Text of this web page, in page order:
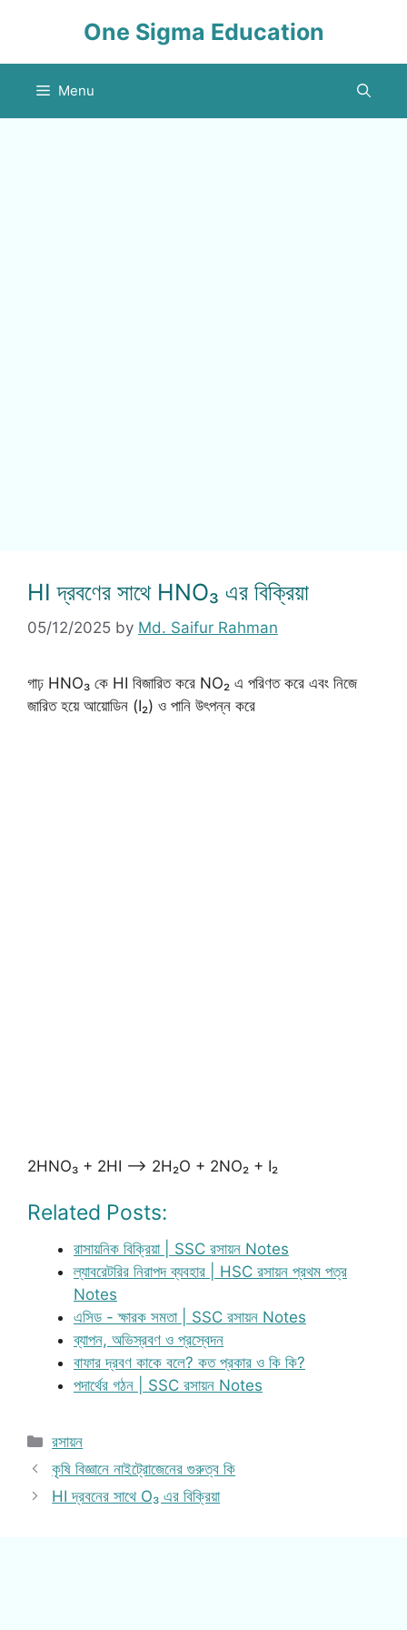
One Sigma Education
Menu
HI দ্রবণের সাথে HNO₃ এর বিক্রিয়া
05/12/2025 by Md. Saifur Rahman
গাঢ় HNO₃ কে HI বিজারিত করে NO₂ এ পরিণত করে এবং নিজে
জারিত হয়ে আয়োডিন (I₂) ও পানি উৎপন্ন করে
2HNO₃ + 2HI —–> 2H₂O + 2NO₂ + I₂
Related Posts:
রাসায়নিক বিক্রিয়া | SSC রসায়ন Notes
ল্যাবরেটরির নিরাপদ ব্যবহার | HSC রসায়ন প্রথম পত্র
Notes
এসিড - ক্ষারক সমতা | SSC রসায়ন Notes
ব্যাপন, অভিস্রবণ ও প্রস্বেদন
বাফার দ্রবণ কাকে বলে? কত প্রকার ও কি কি?
পদার্থের গঠন | SSC রসায়ন Notes
Categories
রসায়ন
কৃষি বিজ্ঞানে নাইট্রোজেনের গুরুত্ব কি
HI দ্রবনের সাথে O₃ এর বিক্রিয়া